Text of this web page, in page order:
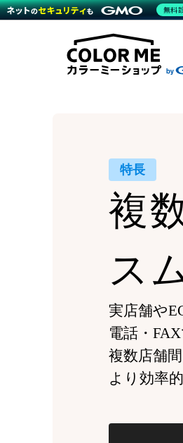
商材一覧を見る
機能一覧を見る
料金
プラン・料金一覧
事例
運営サポート
サポート一覧を見る
特長
複
ス
実店舗や
電話・
複数店舗
より効率
無料